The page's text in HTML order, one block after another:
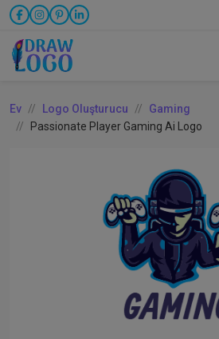
Ev Logo Oluşturucu
Gaming
Passionate Player Gaming Ai Logo